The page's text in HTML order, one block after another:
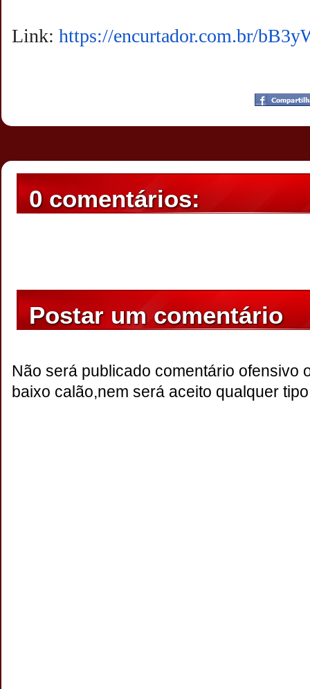
Link: https://encurtador.com.br/
19:50
0 comentários:
Postar um comentário
Não será publicado comentário ofensivo
baixo calão,nem será aceito qualquer